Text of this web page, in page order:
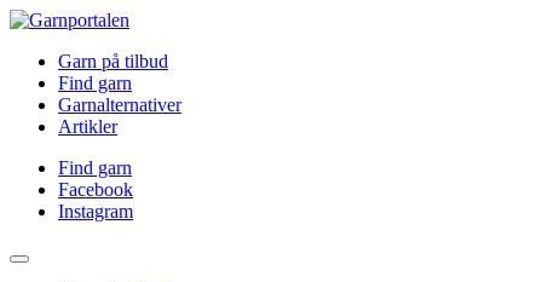
Garn på tilbud
Find garn
Garnalternativer
Artikler
Find garn
Facebook
Instagram